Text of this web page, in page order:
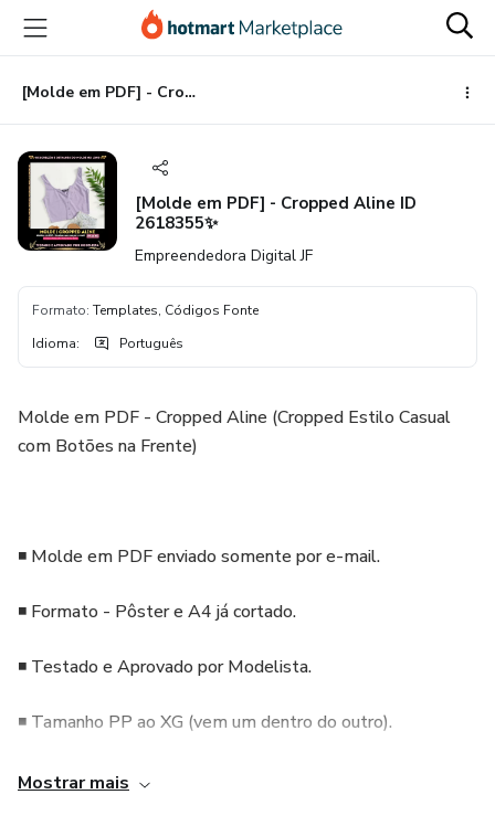
para
conteúdo
principal
para
pagamento
para
rodapé
[Molde em PDF] - Cropped Aline ID 2618355✨
[Molde em PDF] - Cropped Aline ID
2618355✨
Empreendedora Digital JF
Formato: Templates, Códigos Fonte
Idioma: Português
Molde em PDF - Cropped Aline (Cropped Estilo Casual
com Botões na Frente)
◾️ Molde em PDF enviado somente por e-mail.⁣ ⁣
◾️ Formato - Pôster e A4 já cortado.⁣⁣
◾️ Testado e Aprovado por Modelista.⁣ ⁣
◾️ Tamanho PP ao XG (vem um dentro do outro).⁣ ⁣
◾️ Sugestão de tecido: Malha Canelada e Viscolycra.
Mostrar mais